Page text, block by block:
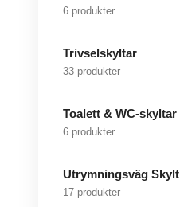
6 produkter
Trivselskyltar
33 produkter
Toalett & WC-skyltar
6 produkter
Utrymningsväg Skylt
17 produkter